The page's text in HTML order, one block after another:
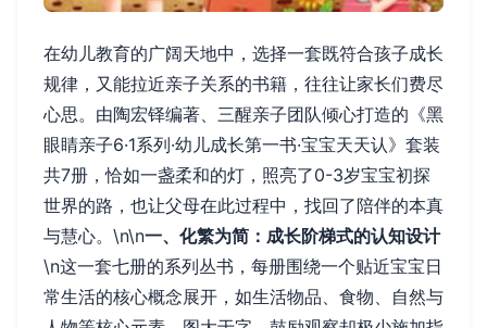
在幼儿教育的广阔天地中，选择一套既符合孩子成长
规律，又能拉近亲子关系的书籍，往往让家长们费尽
心思。由陶宏铎编著、三醒亲子团队倾心打造的《黑
眼睛亲子6·1系列·幼儿成长第一书·宝宝天天认》套装
共7册，恰如一盏柔和的灯，照亮了0-3岁宝宝初探
世界的路，也让父母在此过程中，找回了陪伴的本真
与慧心。\n\n一、化繁为简：成长阶梯式的认知设计
\n这一套七册的系列丛书，每册围绕一个贴近宝宝日
常生活的核心概念展开，如生活物品、食物、自然与